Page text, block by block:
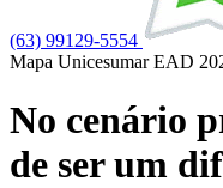
(63) 99129-5554
Mapa Unicesumar EAD
No cenário
de ser um